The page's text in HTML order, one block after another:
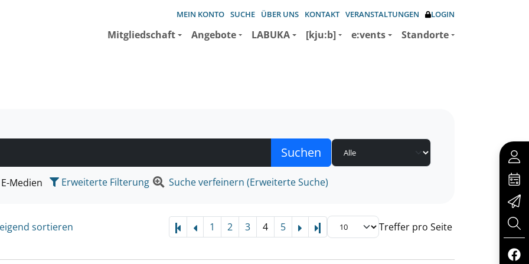
MEIN KONTO SUCHE ÜBER UNS KONTAKT VERANSTALTUNGEN LOGIN
Mitgliedschaft Angebote LABUKA [kju:b] e:vents Standorte
suchen wollen.
E-Medien Erweiterte Filterung Suche verfeinern (Erweiterte Suche)
sortieren 1 2 3 4 5 Letzte Seite Treffer pro Seite